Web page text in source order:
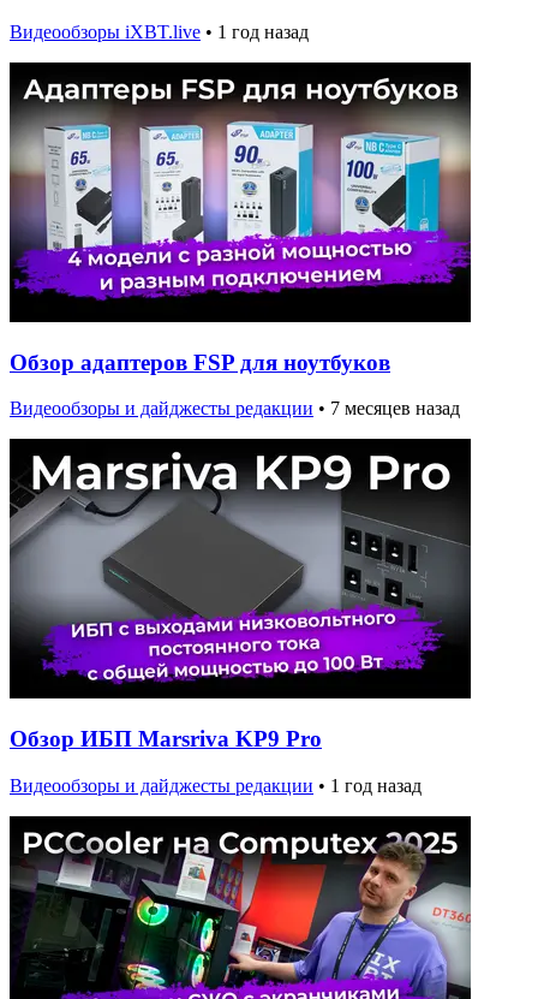
Видеообзоры iXBT.live • 1 год назад
Обзор адаптеров FSP для ноутбуков
Видеообзоры и дайджесты редакции • 7 месяцев назад
Обзор ИБП Marsriva KP9 Pro
Видеообзоры и дайджесты редакции • 1 год назад